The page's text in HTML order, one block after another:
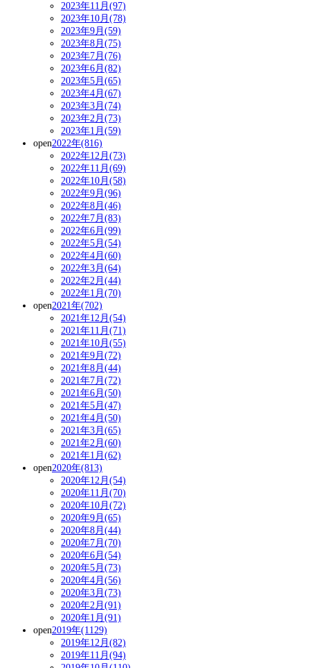
2023年11月(97)
2023年10月(78)
2023年9月(59)
2023年8月(75)
2023年7月(76)
2023年6月(82)
2023年5月(65)
2023年4月(67)
2023年3月(74)
2023年2月(73)
2023年1月(59)
open2022年(816)
2022年12月(73)
2022年11月(69)
2022年10月(58)
2022年9月(96)
2022年8月(46)
2022年7月(83)
2022年6月(99)
2022年5月(54)
2022年4月(60)
2022年3月(64)
2022年2月(44)
2022年1月(70)
open2021年(702)
2021年12月(54)
2021年11月(71)
2021年10月(55)
2021年9月(72)
2021年8月(44)
2021年7月(72)
2021年6月(50)
2021年5月(47)
2021年4月(50)
2021年3月(65)
2021年2月(60)
2021年1月(62)
open2020年(813)
2020年12月(54)
2020年11月(70)
2020年10月(72)
2020年9月(65)
2020年8月(44)
2020年7月(70)
2020年6月(54)
2020年5月(73)
2020年4月(56)
2020年3月(73)
2020年2月(91)
2020年1月(91)
open2019年(1129)
2019年12月(82)
2019年11月(94)